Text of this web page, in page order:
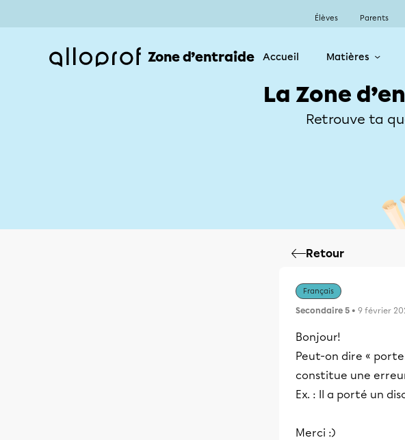
Élèves Parents
Zone d’entraide Accueil Matières
La Zone
Retrouve ta
Retour
Français
Secondaire 5 • 9 février
Bonjour!
Peut-on dire «
constitue une
Ex. : Il a porté un
Merci :)